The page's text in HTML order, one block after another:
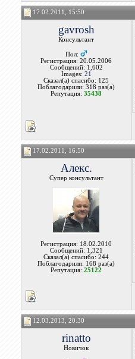
17.02.2011, 15:50
gavrosh
Консультант
Пол:
Регистрация: 20.05.2006
Сообщений: 1,602
Images: 21
Сказал(а) спасибо: 125
Поблагодарили: 318 раз(а)
Репутация:35438
17.02.2011, 16:50
Алекс.
Супер консультант
Регистрация: 18.02.2010
Сообщений: 1,321
Сказал(а) спасибо: 244
Поблагодарили: 168 раз(а)
Репутация:25122
12.03.2013, 20:30
rinatto
Новичок